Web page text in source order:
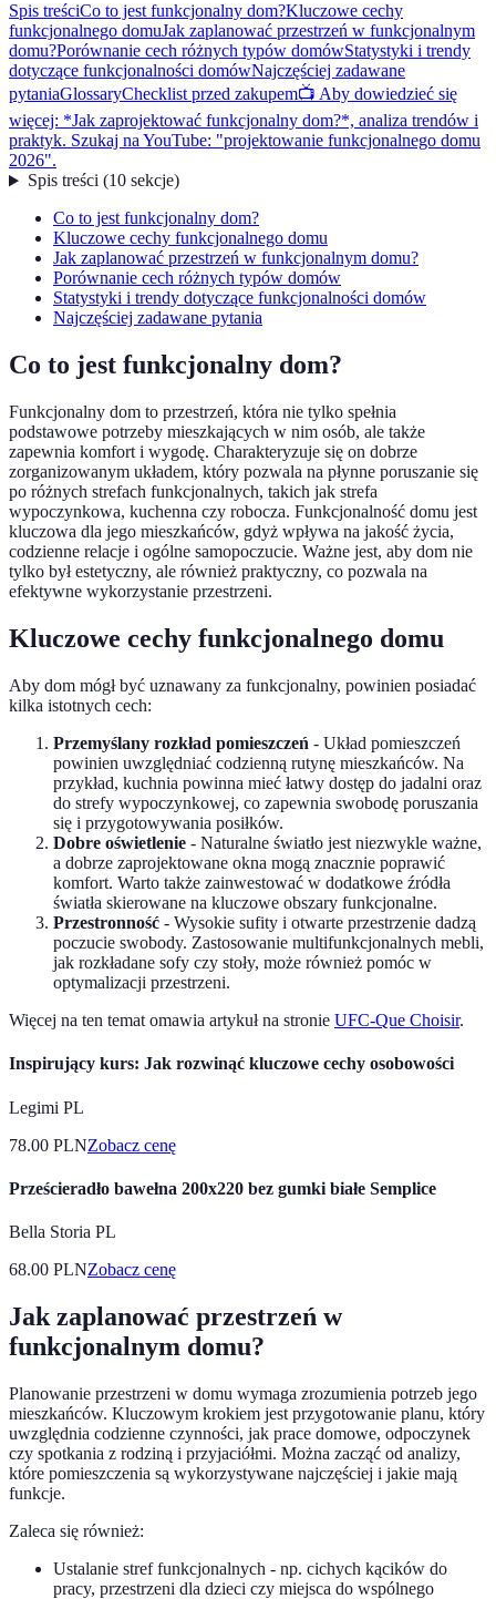
Spis treściCo to jest funkcjonalny dom?Kluczowe cechy
funkcjonalnego domuJak zaplanować przestrzeń w funkcjonalnym
domu?Porównanie cech różnych typów domówStatystyki i trendy
dotyczące funkcjonalności domówNajczęściej zadawane
pytaniaGlossaryChecklist przed zakupem📺 Aby dowiedzieć się
więcej: *Jak zaprojektować funkcjonalny dom?*, analiza trendów i
praktyk. Szukaj na YouTube: "projektowanie funkcjonalnego domu
2026".
Spis treści(10 sekcje)
Co to jest funkcjonalny dom?
Kluczowe cechy funkcjonalnego domu
Jak zaplanować przestrzeń w funkcjonalnym domu?
Porównanie cech różnych typów domów
Statystyki i trendy dotyczące funkcjonalności domów
Najczęściej zadawane pytania
Co to jest funkcjonalny dom?
Funkcjonalny dom to przestrzeń, która nie tylko spełnia
podstawowe potrzeby mieszkających w nim osób, ale także
zapewnia komfort i wygodę. Charakteryzuje się on dobrze
zorganizowanym układem, który pozwala na płynne poruszanie się
po różnych strefach funkcjonalnych, takich jak strefa
wypoczynkowa, kuchenna czy robocza. Funkcjonalność domu jest
kluczowa dla jego mieszkańców, gdyż wpływa na jakość życia,
codzienne relacje i ogólne samopoczucie. Ważne jest, aby dom nie
tylko był estetyczny, ale również praktyczny, co pozwala na
efektywne wykorzystanie przestrzeni.
Kluczowe cechy funkcjonalnego domu
Aby dom mógł być uznawany za funkcjonalny, powinien posiadać
kilka istotnych cech:
Przemyślany rozkład pomieszczeń - Układ pomieszczeń
powinien uwzględniać codzienną rutynę mieszkańców. Na
przykład, kuchnia powinna mieć łatwy dostęp do jadalni oraz
do strefy wypoczynkowej, co zapewnia swobodę poruszania
się i przygotowywania posiłków.
Dobre oświetlenie - Naturalne światło jest niezwykle ważne,
a dobrze zaprojektowane okna mogą znacznie poprawić
komfort. Warto także zainwestować w dodatkowe źródła
światła skierowane na kluczowe obszary funkcjonalne.
Przestronność - Wysokie sufity i otwarte przestrzenie dadzą
poczucie swobody. Zastosowanie multifunkcjonalnych mebli,
jak rozkładane sofy czy stoły, może również pomóc w
optymalizacji przestrzeni.
Więcej na ten temat omawia artykuł na stronie UFC-Que Choisir.
Inspirujący kurs: Jak rozwinąć kluczowe cechy osobowości
Legimi PL
78.00 PLNZobacz cenę
Prześcieradło bawełna 200x220 bez gumki białe Semplice
Bella Storia PL
68.00 PLNZobacz cenę
Jak zaplanować przestrzeń w
funkcjonalnym domu?
Planowanie przestrzeni w domu wymaga zrozumienia potrzeb jego
mieszkańców. Kluczowym krokiem jest przygotowanie planu, który
uwzględnia codzienne czynności, jak prace domowe, odpoczynek
czy spotkania z rodziną i przyjaciółmi. Można zacząć od analizy,
które pomieszczenia są wykorzystywane najczęściej i jakie mają
funkcje.
Zaleca się również:
Ustalanie stref funkcjonalnych - np. cichych kącików do
pracy, przestrzeni dla dzieci czy miejsca do wspólnego